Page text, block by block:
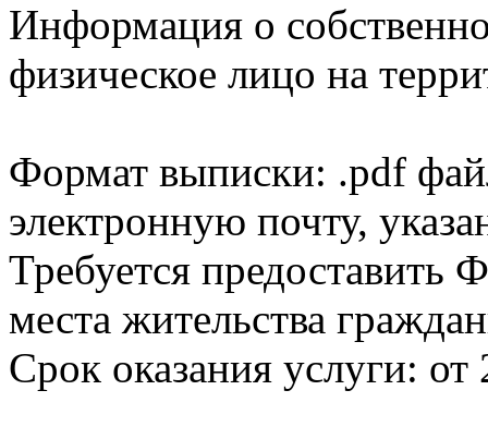
Информация о
физическое лицо на
Формат выписки: .pdf
электронную почту,
Требуется
места жительства
Срок оказания услуги: от